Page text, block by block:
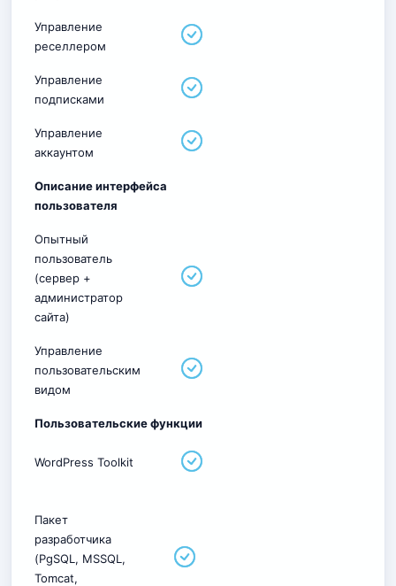
Управление
реселлером
Управление
подписками
Управление
аккаунтом
Описание интерфейса
пользователя
Опытный
пользователь
(сервер +
администратор
сайта)
Управление
пользовательским
видом
Пользовательские функции
WordPress Toolkit
Пакет
разработчика
(PgSQL, MSSQL,
Tomcat,